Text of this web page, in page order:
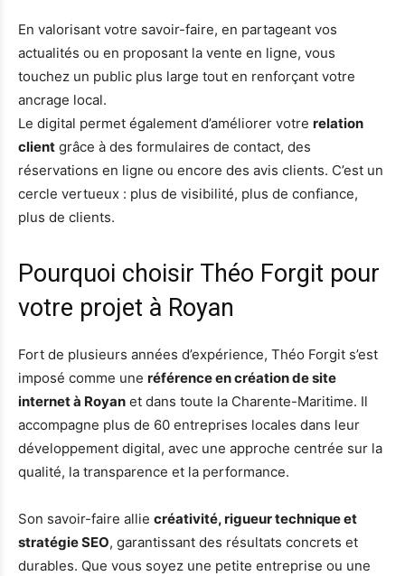
En valorisant votre savoir-faire, en partageant vos
actualités ou en proposant la vente en ligne, vous
touchez un public plus large tout en renforçant votre
ancrage local.
Le digital permet également d’améliorer votre relation
client grâce à des formulaires de contact, des
réservations en ligne ou encore des avis clients. C’est un
cercle vertueux : plus de visibilité, plus de confiance,
plus de clients.
Pourquoi choisir Théo Forgit pour
votre projet à Royan
Fort de plusieurs années d’expérience, Théo Forgit s’est
imposé comme une référence en création de site
internet à Royan et dans toute la Charente-Maritime. Il
accompagne plus de 60 entreprises locales dans leur
développement digital, avec une approche centrée sur la
qualité, la transparence et la performance.
Son savoir-faire allie créativité, rigueur technique et
stratégie SEO, garantissant des résultats concrets et
durables. Que vous soyez une petite entreprise ou une